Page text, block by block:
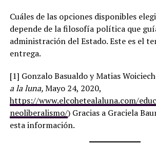
Cuáles de las opciones disponibles
depende de la filosofía política que
administración del Estado. Este es el
entrega.
[1] Gonzalo Basualdo y Matias
a la luna,Mayo 24, 2020,
https://www.elcohetealaluna.com/
neoliberalismo/) Gracias a Graciela
esta información.